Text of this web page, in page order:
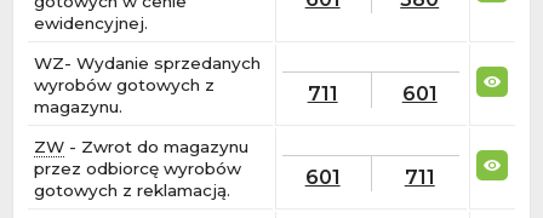
ewidencyjnej.
WZ- Wydanie sprzedanych
wyrobów gotowych z
magazynu.
711 601
ZW - Zwrot do magazynu
przez odbiorcę wyrobów
gotowych z reklamacją.
601 711